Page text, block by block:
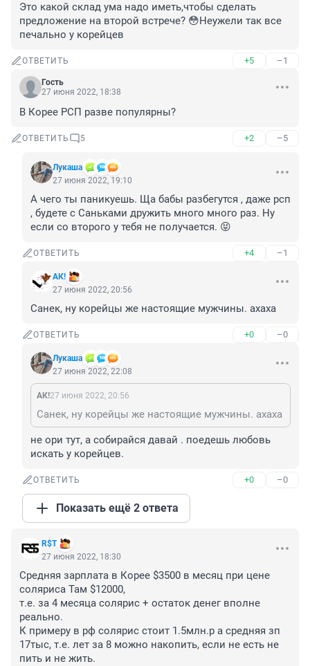
Это какой склад ума надо иметь,чтобы сделать
предложение на второй встрече? 😳Неужели так все
печально у корейцев
ОТВЕТИТЬ +5 –1
Гость
27 июня 2022, 18:38
В Корее РСП разве популярны?
ОТВЕТИТЬ 5 +2 –5
Лукашa
27 июня 2022, 19:10
А чего ты паникуешь. Ща бабы разбегутся , даже рсп
, будете с Саньками дружить много много раз. Ну
если со второго у тебя не получается. 😝
ОТВЕТИТЬ +4 –1
АК!
27 июня 2022, 20:56
Санек, ну корейцы же настоящие мужчины. ахаха
ОТВЕТИТЬ +0 –0
Лукашa
27 июня 2022, 22:08
АК!27 июня 2022, 20:56
Санек, ну корейцы же настоящие мужчины. ахаха
не ори тут, а собирайся давай . поедешь любовь
искать у корейцев.
ОТВЕТИТЬ +0 –0
Показать ещё 2 ответа
R$Т
27 июня 2022, 18:30
Средняя зарплата в Корее $3500 в месяц при цене
соляриса Там $12000,
т.е. за 4 месяца солярис + остаток денег вполне
реально.
К примеру в рф солярис стоит 1.5млн.р а средняя зп
17тыс, т.е. лет за 8 можно накопить, если не есть не
пить и не жить.